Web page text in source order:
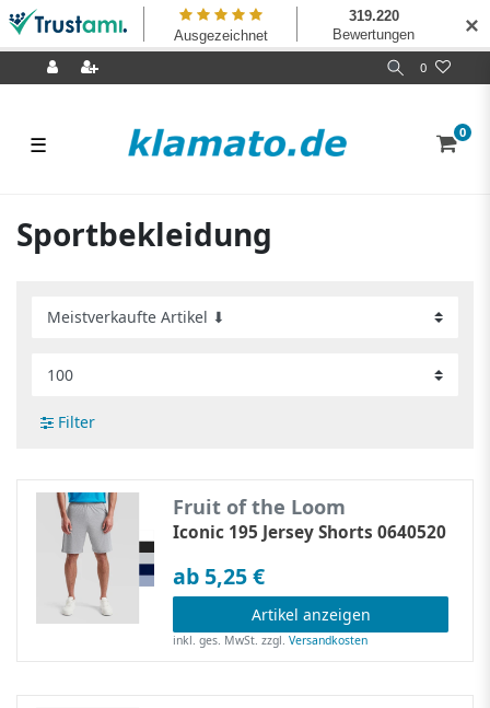
0
☰ 0
Sportbekleidung
Filter
Fruit of the Loom
Iconic 195 Jersey Shorts 0640520
ab 5,25 €
Artikel anzeigen
inkl. ges. MwSt. zzgl.Versandkosten
✕